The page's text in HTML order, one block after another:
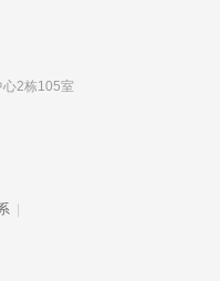
2栋105室
|